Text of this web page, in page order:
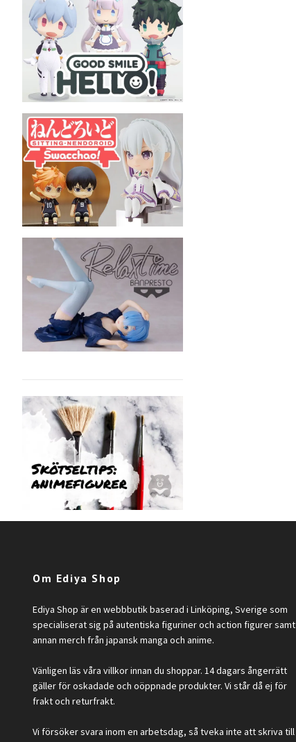
Om Ediya Shop
Ediya Shop är en webbbutik baserad i Linköping, Sverige som
specialiserat sig på autentiska figuriner och action figurer samt
annan merch från japansk manga och anime.
Vänligen läs våra villkor innan du shoppar. 14 dagars ångerrätt
gäller för oskadade och oöppnade produkter. Vi står då ej för
frakt och returfrakt.
Vi försöker svara inom en arbetsdag, så tveka inte att skriva till